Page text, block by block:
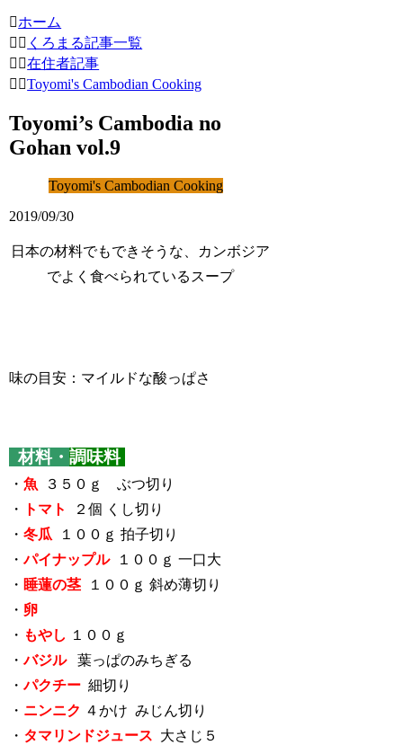
ホーム
くろまる記事一覧
在住者記事
Toyomi's Cambodian Cooking
Toyomi’s Cambodia no
Gohan vol.9
Toyomi's Cambodian Cooking
2019/09/30
日本の材料でもできそうな、カンボジア
でよく食べられているスープ
味の目安：マイルドな酸っぱさ
材料・調味料
・魚 ３５０ｇ ぶつ切り
・
トマト
２個 くし切り
・冬瓜
１００ｇ 拍子切り
・パイナップル１００ｇ 一口大
・ 睡蓮の茎 １００ｇ 斜め薄切り
・ 卵
・ もやし １００ｇ
・バジル
葉っぱのみちぎる
・パクチー細切り
・ ニンニク ４かけ みじん切り
・ タマリンドジュース 大さじ５